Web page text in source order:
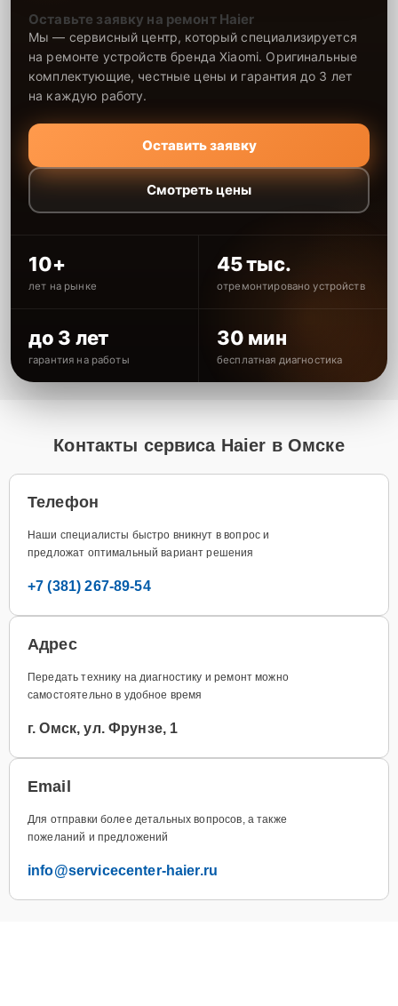
Оставьте заявку на ремонт Haier
Мы — сервисный центр, который специализируется
на ремонте устройств бренда Xiaomi. Оригинальные
комплектующие, честные цены и гарантия до 3 лет
на каждую работу.
Оставить заявку
Смотреть цены
10+
лет на рынке
45 тыс.
отремонтировано устройств
до 3 лет
гарантия на работы
30 мин
бесплатная диагностика
Контакты сервиса Haier в Омске
Телефон
Наши специалисты быстро вникнут в вопрос и
предложат оптимальный вариант решения
+7 (381) 267-89-54
Адрес
Передать технику на диагностику и ремонт можно
самостоятельно в удобное время
г. Омск, ул. Фрунзе, 1
Email
Для отправки более детальных вопросов, а также
пожеланий и предложений
info@servicecenter-haier.ru